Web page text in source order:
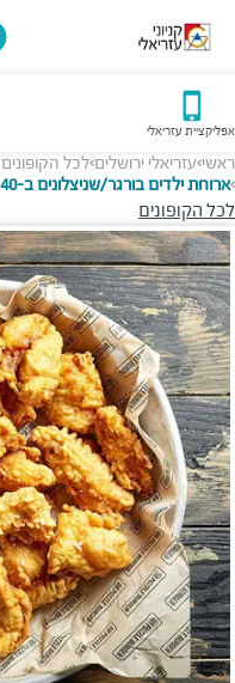
אפליקציית עזריאלי
ראשי>עזריאלי ירושלים>לכל הקופונים
>ארוחת ילדים בורגר/שניצלונים ב-40 ₪ במקום 54 ₪
לכל הקופונים